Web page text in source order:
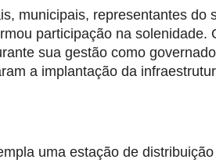
municipais, representantes do
participação na solenidade.
sua gestão como
a implantação da
uma estação de